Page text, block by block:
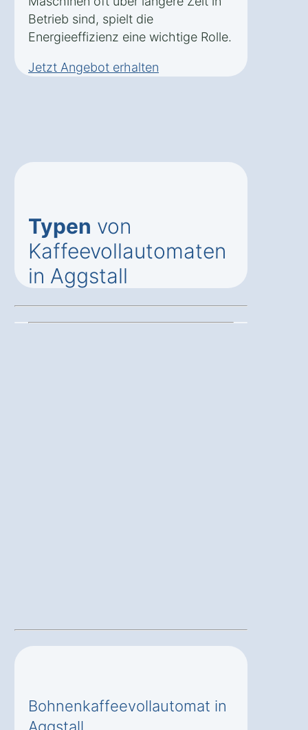
Betrieb sind, spielt die
Energieeffizienz eine wichtige Rolle.
Jetzt Angebot erhalten
Typen von
Kaffeevollautomaten
in Aggstall
Bohnenkaffeevollautomat in
Aggstall